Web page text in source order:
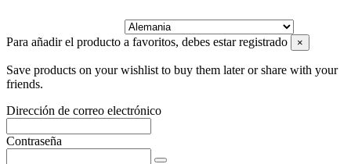
Para añadir el producto a favoritos, debes estar registrado ×
Save products on your wishlist to buy them later or share with your
friends.
Dirección de correo electrónico
Contraseña